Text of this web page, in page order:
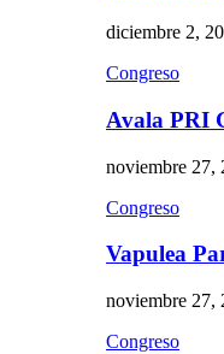
diciembre 2,
Congreso
Avala PRI
noviembre 27,
Congreso
Vapulea
noviembre 27,
Congreso